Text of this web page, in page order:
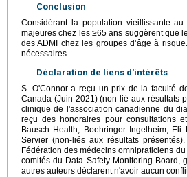
Conclusion
Considérant la population vieillissante
majeures chez les ≥65 ans suggèrent que
des ADMI chez les groupes d’âge à
nécessaires.
Déclaration de liens d'intérêts
S. O'Connor a reçu un prix de la faculté
Canada (Juin 2021) (non-lié aux résultats
clinique de l'association canadienne du
reçu des honoraires pour consultations
Bausch Health, Boehringer Ingelheim,
Servier (non-liés aux résultats
Fédération des médecins omnipraticiens
comités du Data Safety Monitoring Board,
autres auteurs déclarent n'avoir aucun